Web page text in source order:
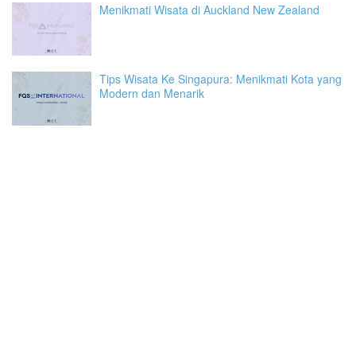
Menikmati Wisata di Auckland New Zealand
Tips Wisata Ke Singapura: Menikmati Kota yang
Modern dan Menarik